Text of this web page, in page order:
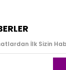
İlk Sizin